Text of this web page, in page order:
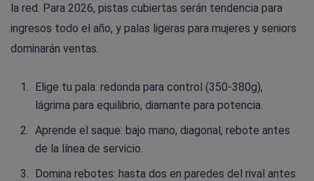
la red. Para 2026, pistas cubiertas serán tendencia para
ingresos todo el año, y palas ligeras para mujeres y seniors
dominarán ventas.
Elige tu pala: redonda para control (350-380g),
lágrima para equilibrio, diamante para potencia.
Aprende el saque: bajo mano, diagonal, rebote antes
de la línea de servicio.
Domina rebotes: hasta dos en paredes del rival antes